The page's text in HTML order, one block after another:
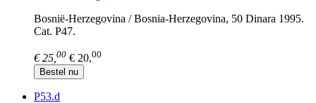
Bosnië-Herzegovina / Bosnia-Herzegovina, 50 Dinara 1995.
Cat. P47.
€ 25, 00 € 20,00
Bestel nu
P53.d